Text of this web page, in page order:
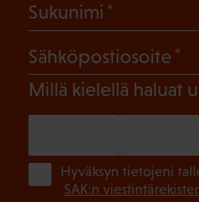
Sukunimi
Sähköpostiosoite
Millä kielellä haluat
Hyväksyn tietojeni
SAK:n